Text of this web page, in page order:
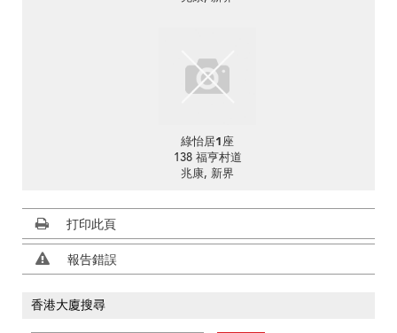
綠怡居1座
138 福亨村道
兆康, 新界
打印此頁
報告錯誤
香港大廈搜尋